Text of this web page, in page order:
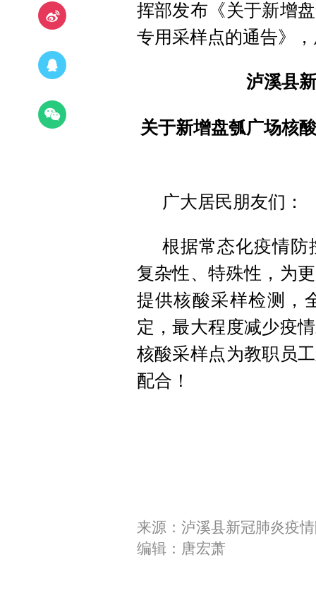
挥部发布《关于新增
专用采样点的通告》
泸溪县
关于新增盘瓠广场核
广大居民朋友们：
根据常态化疫情防
复杂性、特殊性，为
提供核酸采样检测，
定，最大程度减少疫
核酸采样点为教职员
配合！
来源：泸溪县新冠肺炎疫
编辑：唐宏萧